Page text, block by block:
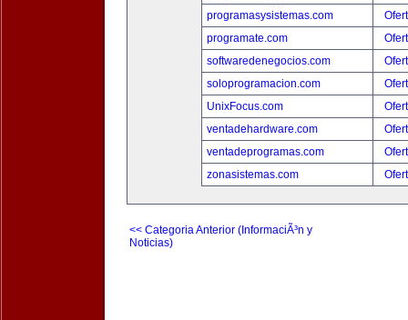
programasysistemas.com
programate.com
softwaredenegocios.com
soloprogramacion.com
UnixFocus.com
ventadehardware.com
ventadeprogramas.com
zonasistemas.com
<< Categoria Anterior (InformaciÃ³n y
Noticias)